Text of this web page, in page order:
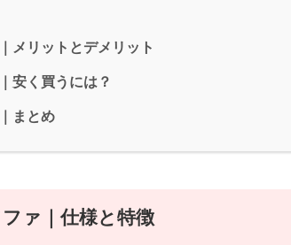
メリットとデメリット
安く買うには？
まとめ
ァ｜仕様と特徴